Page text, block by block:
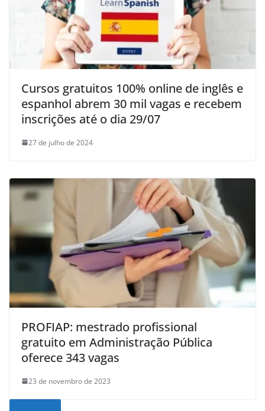
Cursos gratuitos 100% online de inglês e
espanhol abrem 30 mil vagas e recebem
inscrições até o dia 29/07
27 de julho de 2024
PROFIAP: mestrado profissional
gratuito em Administração Pública
oferece 343 vagas
23 de novembro de 2023